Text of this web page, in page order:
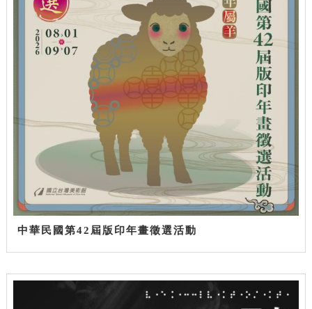
中華民國第42屆版印年畫徵選活動